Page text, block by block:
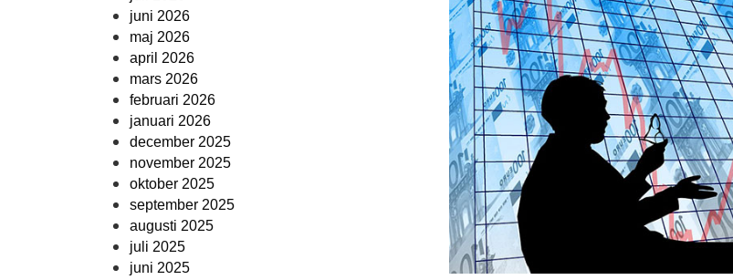
juni 2026
maj 2026
april 2026
mars 2026
februari 2026
januari 2026
december 2025
november 2025
oktober 2025
september 2025
augusti 2025
juli 2025
juni 2025